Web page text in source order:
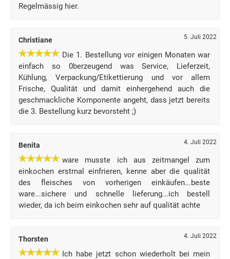
Regelmässig hier.
Christiane 5. Juli 2022
Die 1. Bestellung vor einigen Monaten war
einfach so 0berzeugend was Service, Lieferzeit,
Kühlung, Verpackung/Etikettierung und vor allem
Frische, Qualität und damit einhergehend auch die
geschmackliche Komponente angeht, dass jetzt bereits
die 3. Bestellung kurz bevorsteht ;)
Benita 4. Juli 2022
ware musste ich aus zeitmangel zum
einkochen erstmal einfrieren, kenne aber die qualität
des fleisches von vorherigen einkäufen...beste
ware...sichere und schnelle lieferung...ich bestell
wieder, da ich beim einkochen sehr auf qualität achte
Thorsten 4. Juli 2022
Ich habe jetzt schon wiederholt bei mein